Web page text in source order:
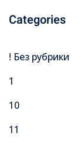
Categories
! Без рубрики
1
10
11